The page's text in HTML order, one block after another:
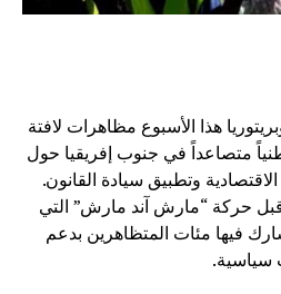
هذا الأسبوع مظاهرات لافتة
متصاعداً في جنوب إفريقيا حول
وتطبيق سيادة القانون.
حركة “مارش آند مارش” التي
فيها مئات المتظاهرين بدعم
سياسية.